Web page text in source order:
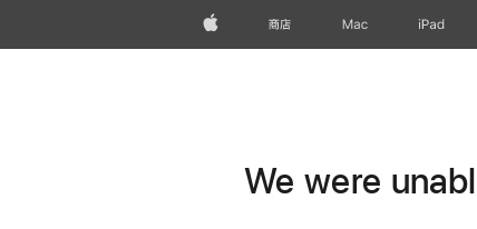
Apple商店 Mac iPad
We were